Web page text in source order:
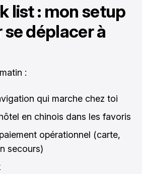
list : mon setup
déplacer à
:
qui marche chez toi
en chinois dans les favoris
opérationnel (carte,
secours)